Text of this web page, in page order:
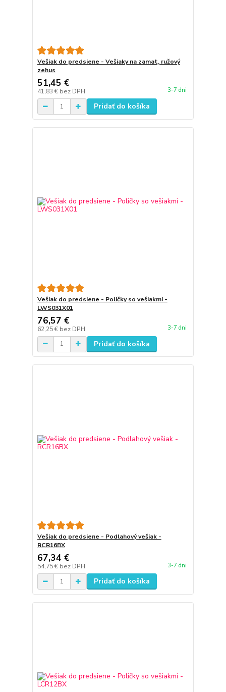
Vešiak do predsiene - Vešiaky na zamat, ružový
zehus
51,45 €
41,83 € bez DPH 3-7 dni
Pridať do košíka
Vešiak do predsiene - Poličky so vešiakmi -
LWS031X01
76,57 €
62,25 € bez DPH 3-7 dni
Pridať do košíka
Vešiak do predsiene - Podlahový vešiak -
RCR16BX
67,34 €
54,75 € bez DPH 3-7 dni
Pridať do košíka